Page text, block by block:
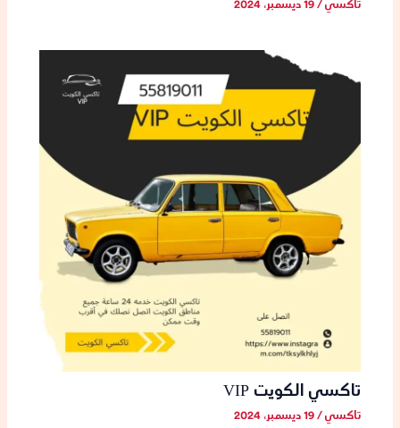
تاكسي/19 ديسمبر، 2024
تاكسي الكويت VIP
تاكسي/19 ديسمبر، 2024